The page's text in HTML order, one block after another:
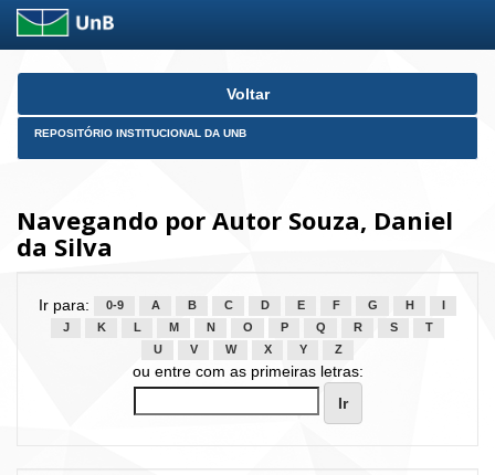
Skip
Voltar
REPOSITÓRIO INSTITUCIONAL DA UNB
Navegando por Autor Souza, Daniel
da Silva
Ir para: 0-9 A B C D E F G H
J
K L M N O P Q R S
T
U
V W X Y Z
ou entre com as primeiras letras: